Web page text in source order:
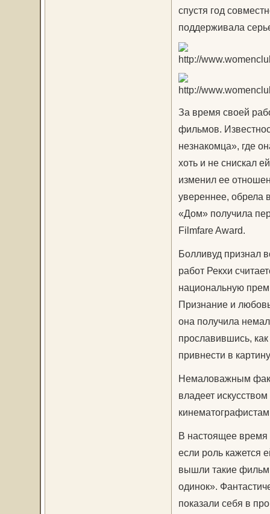
спустя год
поддерживала
За время своей
фильмов.
незнакомца», где
хоть и не снискал
изменил ее
увереннее, обрела
«Дом» получила
Filmfare Award.
Болливуд признал
работ Рекхи
национальную
Признание и
она получила
прославившись,
привнести в
Немаловажным
владеет
В настоящее время
если роль кажется
вышли такие
одинок».
показали себя в